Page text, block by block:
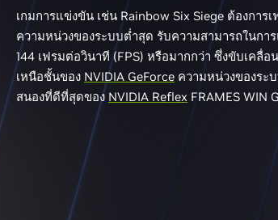
เกมการแข่งขัน เช่น Rainbow Six Siege ต้องการ
ความหน่วงของระบบต่ำสุด รับความสามารถในก
144 เฟรมต่อวินาที (FPS) หรือมากกว่า ซึ่งขับเคลื่
เหนือชั้นของ NVIDIA GeForce ความหน่วงของระ
สนองที่ดีที่สุดของ NVIDIA Reflex FRAMES WIN